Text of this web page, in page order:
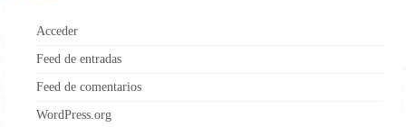
Acceder
Feed de entradas
Feed de comentarios
WordPress.org